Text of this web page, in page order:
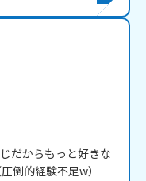
だからもっと好きな
倒的経験不足w）